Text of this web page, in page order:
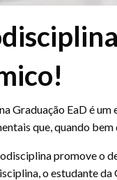
Graduação EaD é
que, quando
promove o
o estudante